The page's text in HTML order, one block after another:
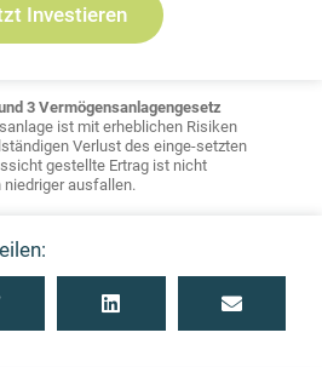
Investieren
3 Vermögensanlagengesetz
ist mit erheblichen Risiken
Verlust des einge-setzten
gestellte Ertrag ist nicht
ausfallen.